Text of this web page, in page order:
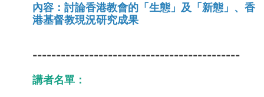
內容：討論香港教會的「生態」及「新態」、香
港基督教現況研究成果
--------------------------------------------
講者名單：